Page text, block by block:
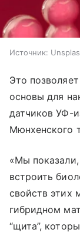
Источник:
Это
основы для
датчиков УФ-
Мюнхенского
«Мы
встроить
свойств этих
гибридном
“щита”,